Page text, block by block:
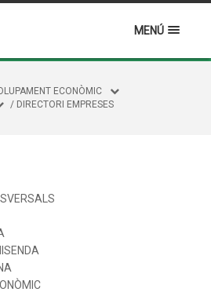
MENÚ
ECONÒMIC
/ DIRECTORI EMPRESES